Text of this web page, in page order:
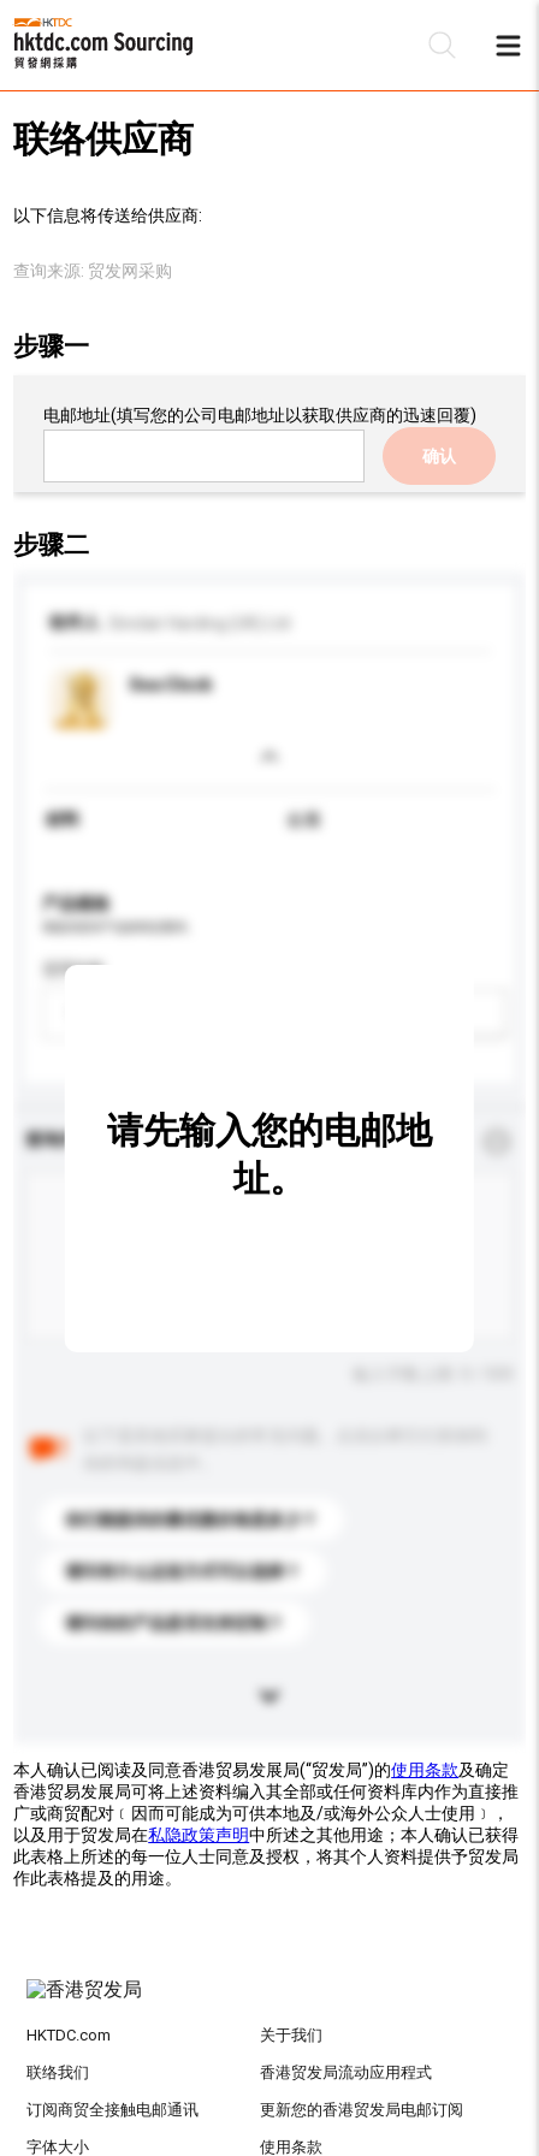
联络供应商
以下信息将传送给供应商:
查询来源: 贸发网采购
步骤一
电邮地址(填写您的公司电邮地址以获取供应商的迅速回覆)
确认
步骤二
收件人
Sea Clock
材料 金属
产品规格
适用年龄
查询内容 *必须填写
你们能提供的最优惠价格是多少？
请问有什么运送方式可以选择？
请问你的产品是否支持定制？
请先输入您的电邮地
址。
本人确认已阅读及同意香港贸易发展局(“贸发局”)的使用条款及确定
香港贸易发展局可将上述资料编入其全部或任何资料库内作为直接推
广或商贸配对﹝因而可能成为可供本地及/或海外公众人士使用﹞，
以及用于贸发局在私隐政策声明中所述之其他用途；本人确认已获得
此表格上所述的每一位人士同意及授权，将其个人资料提供予贸发局
作此表格提及的用途。
HKTDC.com 关于我们
联络我们 香港贸发局流动应用程式
订阅商贸全接触电邮通讯 更新您的香港贸发局电邮订阅
字体大小 使用条款